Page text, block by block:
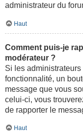
administrateur du
Haut
Comment puis-je
modérateur ?
Si les
fonctionnalité, un
message que vous
celui-ci, vous
de rapporter le
Haut